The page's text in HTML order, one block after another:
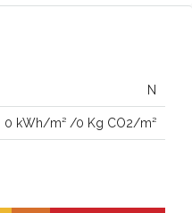
N
0 kWh/m² /0 Kg CO2/m²